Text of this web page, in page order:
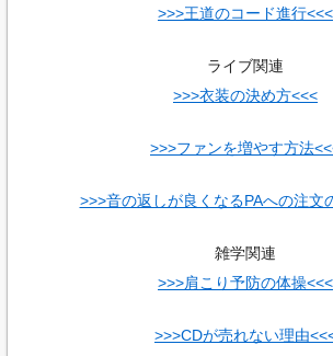
>>>王道のコード進行<<<
ライブ関連
>>>衣装の決め方<<<
>>>ファンを増やす方法
>>>音の返しが良くなるPAへの注文
雑学関連
>>>肩こり予防の体操<<<
>>>CDが売れない理由